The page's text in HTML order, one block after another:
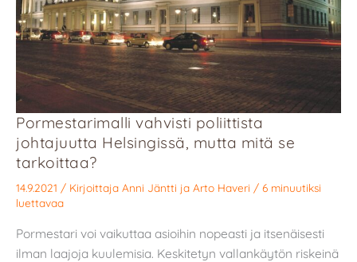
Pormestarimalli vahvisti poliittista
johtajuutta Helsingissä, mutta mitä se
tarkoittaa?
14.9.2021 / Kirjoittaja Anni Jäntti ja Arto Haveri / 6 minuutiksi
luettavaa
Pormestari voi vaikuttaa asioihin nopeasti ja itsenäisesti
ilman laajoja kuulemisia. Keskitetyn vallankäytön riskeinä